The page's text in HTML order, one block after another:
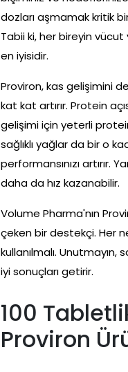
dozları aşmamak kritik
Tabii ki, her bireyin vücut
en iyisidir.
Proviron, kas gelişimini
kat kat artırır. Protein
gelişimi için yeterli protein
sağlıklı yağlar da bir o
performansınızı artırır.
daha da hız kazanabilir.
Volume Pharma'nın
çeken bir destekçi. Her
kullanılmalı.
iyi sonuçları getirir.
100
Proviron